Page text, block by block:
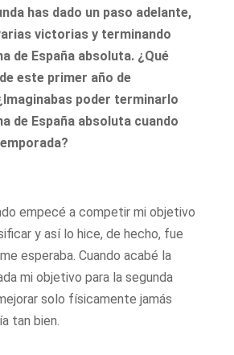
has dado un paso adelante,
victorias y terminando
de España absoluta. ¿Qué
este primer año de
poder terminarlo
de España absoluta cuando
empecé a competir mi objetivo
y así lo hice, de hecho, fue
esperaba. Cuando acabé la
mi objetivo para la segunda
solo físicamente jamás
tan bien.